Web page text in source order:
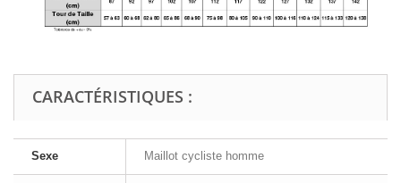
CARACTÉRISTIQUES :
Sexe Maillot cycliste homme